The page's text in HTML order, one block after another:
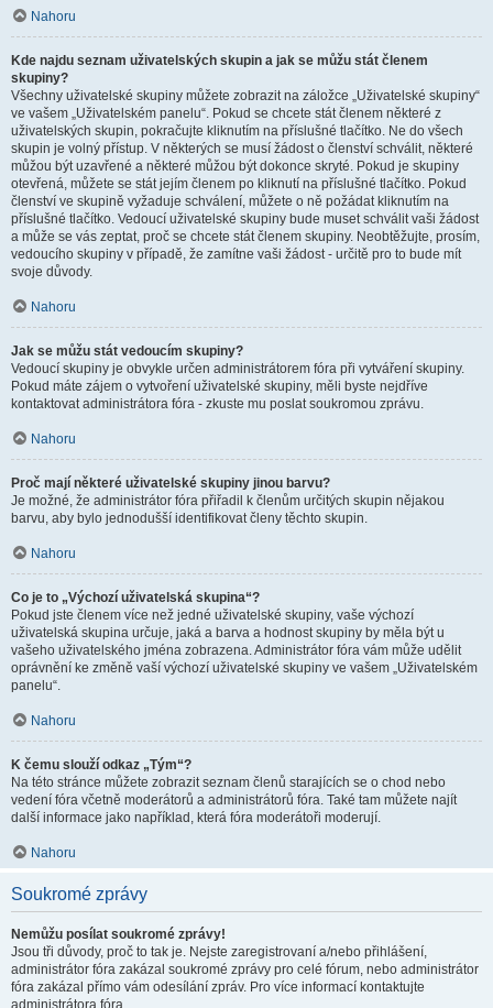
Nahoru
Kde najdu seznam uživatelských skupin a jak se můžu stát členem
skupiny?
Všechny uživatelské skupiny můžete zobrazit na záložce „Uživatelské skupiny“
ve vašem „Uživatelském panelu“. Pokud se chcete stát členem některé z
uživatelských skupin, pokračujte kliknutím na příslušné tlačítko. Ne do všech
skupin je volný přístup. V některých se musí žádost o členství schválit, některé
můžou být uzavřené a některé můžou být dokonce skryté. Pokud je skupiny
otevřená, můžete se stát jejím členem po kliknutí na příslušné tlačítko. Pokud
členství ve skupině vyžaduje schválení, můžete o ně požádat kliknutím na
příslušné tlačítko. Vedoucí uživatelské skupiny bude muset schválit vaši žádost
a může se vás zeptat, proč se chcete stát členem skupiny. Neobtěžujte, prosím,
vedoucího skupiny v případě, že zamítne vaši žádost - určitě pro to bude mít
svoje důvody.
Nahoru
Jak se můžu stát vedoucím skupiny?
Vedoucí skupiny je obvykle určen administrátorem fóra při vytváření skupiny.
Pokud máte zájem o vytvoření uživatelské skupiny, měli byste nejdříve
kontaktovat administrátora fóra - zkuste mu poslat soukromou zprávu.
Nahoru
Proč mají některé uživatelské skupiny jinou barvu?
Je možné, že administrátor fóra přiřadil k členům určitých skupin nějakou
barvu, aby bylo jednodušší identifikovat členy těchto skupin.
Nahoru
Co je to „Výchozí uživatelská skupina“?
Pokud jste členem více než jedné uživatelské skupiny, vaše výchozí
uživatelská skupina určuje, jaká a barva a hodnost skupiny by měla být u
vašeho uživatelského jména zobrazena. Administrátor fóra vám může udělit
oprávnění ke změně vaší výchozí uživatelské skupiny ve vašem „Uživatelském
panelu“.
Nahoru
K čemu slouží odkaz „Tým“?
Na této stránce můžete zobrazit seznam členů starajících se o chod nebo
vedení fóra včetně moderátorů a administrátorů fóra. Také tam můžete najít
další informace jako například, která fóra moderátoři moderují.
Nahoru
Soukromé zprávy
Nemůžu posílat soukromé zprávy!
Jsou tři důvody, proč to tak je. Nejste zaregistrovaní a/nebo přihlášení,
administrátor fóra zakázal soukromé zprávy pro celé fórum, nebo administrátor
fóra zakázal přímo vám odesílání zpráv. Pro více informací kontaktujte
administrátora fóra.